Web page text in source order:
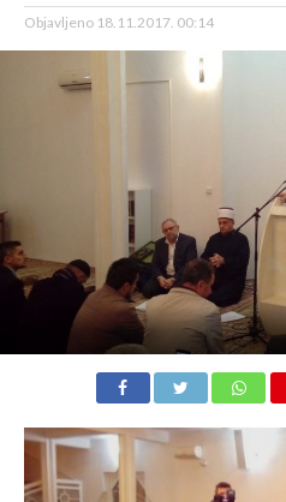
Objavljeno 18.11.2017. 00:14